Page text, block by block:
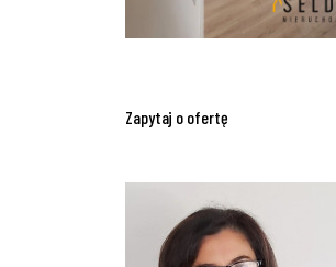
Zapytaj o ofertę